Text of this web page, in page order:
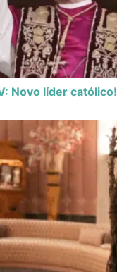
Novo líder católico!